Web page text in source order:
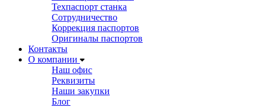
Техпаспорт станка
Сотрудничество
Коррекция паспортов
Оригиналы паспортов
Контакты
О компании
Наш офис
Реквизиты
Наши закупки
Блог